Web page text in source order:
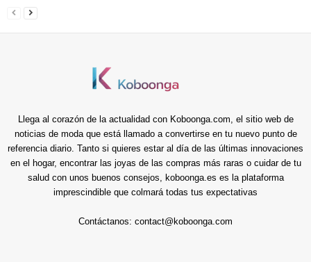
Llega al corazón de la actualidad con Koboonga.com, el sitio web de
noticias de moda que está llamado a convertirse en tu nuevo punto de
referencia diario. Tanto si quieres estar al día de las últimas innovaciones
en el hogar, encontrar las joyas de las compras más raras o cuidar de tu
salud con unos buenos consejos, koboonga.es es la plataforma
imprescindible que colmará todas tus expectativas
Contáctanos: contact@koboonga.com